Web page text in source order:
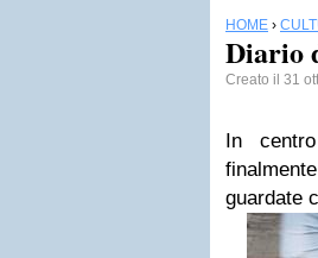
HOME ›
Diario
Creato il 31
In
guardate